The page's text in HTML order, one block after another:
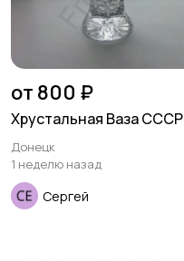
от 800 ₽
Хрустальная Ваза СССР
Донецк
1 неделю назад
Сергей